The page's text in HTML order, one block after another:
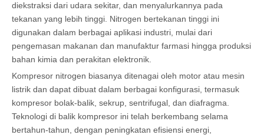
diekstraksi dari udara sekitar, dan menyalurkannya pada
tekanan yang lebih tinggi. Nitrogen bertekanan tinggi ini
digunakan dalam berbagai aplikasi industri, mulai dari
pengemasan makanan dan manufaktur farmasi hingga produksi
bahan kimia dan perakitan elektronik.
Kompresor nitrogen biasanya ditenagai oleh motor atau mesin
listrik dan dapat dibuat dalam berbagai konfigurasi, termasuk
kompresor bolak-balik, sekrup, sentrifugal, dan diafragma.
Teknologi di balik kompresor ini telah berkembang selama
bertahun-tahun, dengan peningkatan efisiensi energi,